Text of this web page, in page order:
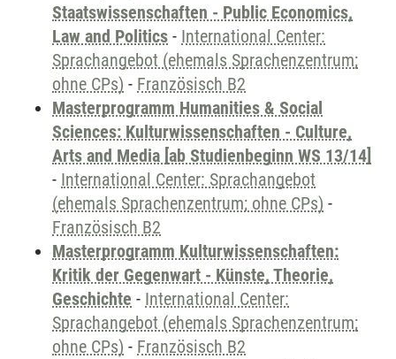
Staatswissenschaften - Public Economics,
Law and Politics - International Center:
Sprachangebot (ehemals Sprachenzentrum;
ohne CPs) - Französisch B2
Masterprogramm Humanities & Social
Sciences: Kulturwissenschaften - Culture,
Arts and Media [ab Studienbeginn WS 13/14]
- International Center: Sprachangebot
(ehemals Sprachenzentrum; ohne CPs) -
Französisch B2
Masterprogramm Kulturwissenschaften:
Kritik der Gegenwart - Künste, Theorie,
Geschichte - International Center:
Sprachangebot (ehemals Sprachenzentrum;
ohne CPs) - Französisch B2